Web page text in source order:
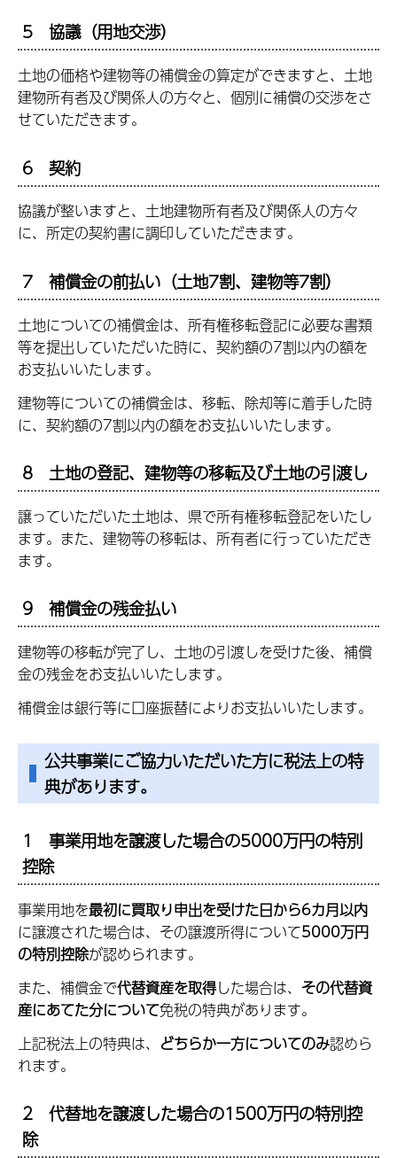
5 協議（用地交渉）
土地の価格や建物等の補償金の算定ができますと、土地
建物所有者及び関係人の方々と、個別に補償の交渉をさ
せていただきます。
6 契約
協議が整いますと、土地建物所有者及び関係人の方々
に、所定の契約書に調印していただきます。
7 補償金の前払い（土地7割、建物等7割）
土地についての補償金は、所有権移転登記に必要な書類
等を提出していただいた時に、契約額の7割以内の額を
お支払いいたします。
建物等についての補償金は、移転、除却等に着手した時
に、契約額の7割以内の額をお支払いいたします。
8 土地の登記、建物等の移転及び土地の引渡し
譲っていただいた土地は、県で所有権移転登記をいたし
ます。また、建物等の移転は、所有者に行っていただき
ます。
9 補償金の残金払い
建物等の移転が完了し、土地の引渡しを受けた後、補償
金の残金をお支払いいたします。
補償金は銀行等に口座振替によりお支払いいたします。
公共事業にご協力いただいた方に税法上の特
典があります。
1 事業用地を譲渡した場合の5000万円の特別
控除
事業用地を最初に買取り申出を受けた日から6カ月以内
に譲渡された場合は、その譲渡所得について5000万円
の特別控除が認められます。
また、補償金で代替資産を取得した場合は、 その代替資
産にあてた分について免税の特典があります。
上記税法上の特典は、 どちらか一方についてのみ認めら
れます。
2 代替地を譲渡した場合の1500万円の特別控
除